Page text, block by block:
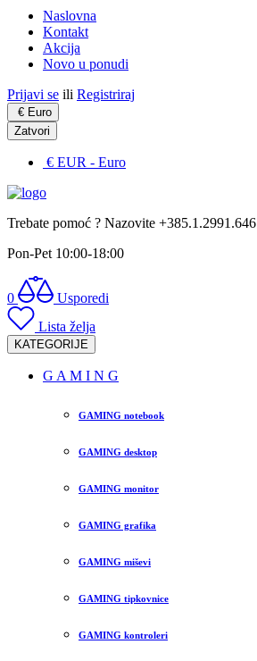
Naslovna
Kontakt
Akcija
Novo u ponudi
Prijavi se ili Registriraj
€ Euro
Zatvori
€ EUR - Euro
Trebate pomoć ? Nazovite +385.1.2991.646
Pon-Pet 10:00-18:00
0
Usporedi
Lista želja
KATEGORIJE
G A M I N G
GAMING notebook
GAMING desktop
GAMING monitor
GAMING grafika
GAMING miševi
GAMING tipkovnice
GAMING kontroleri